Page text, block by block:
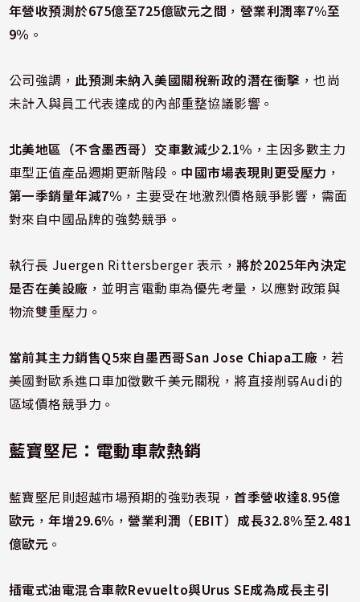
年營收預測於675億至725億歐元之間 ， 營業利潤率7%至
9% 。
公司強調， 此預測未納入美國關稅新政的潛在衝擊 ，也尚
未計入與員工代表達成的內部重整協議影響。
北美地區（不含墨西哥）交車數減少2.1% ，主因多數主力
車型正值產品週期更新階段。 中國市場表現則更受壓力 ，
第一季銷量年減7% ，主要受在地激烈價格競爭影響，需面
對來自中國品牌的強勢競爭。
執行長 Juergen Rittersberger 表示，將於2025年內決定
是否在美設廠 ，並明言電動車為優先考量，以應對政策與
物流雙重壓力。
當前其主力銷售Q5來自墨西哥San Jose Chiapa工廠 ，若
美國對歐系進口車加徵數千美元關稅，將直接削弱Audi的
區域價格競爭力。
藍寶堅尼：電動車款熱銷
藍寶堅尼則超越市場預期的強勁表現，首季營收達8.95億
歐元 ，年增29.6% ，營業利潤（EBIT）成長32.8%至2.481
億歐元 。
插電式油電混合車款Revuelto與Urus SE成為成長主引